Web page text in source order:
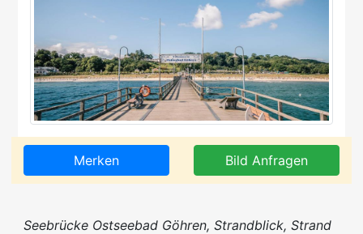
Merken Bild Anfragen
Seebrücke Ostseebad Göhren, Strandblick, Strand